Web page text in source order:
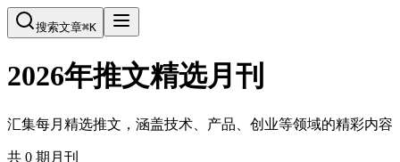
搜索文章⌘K
2026年推文精选月刊
汇集每月精选推文，涵盖技术、产品、创业等领域的精彩内容
共 0 期月刊